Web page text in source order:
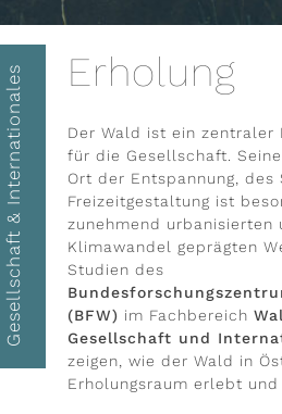
Gesellschaft & Internationales Erholung
Der Wald ist ein zentraler
für die Gesellschaft.
Ort der Entspannung,
Freizeitgestaltung ist
zunehmend urbanisierten
Klimawandel geprägten
Studien des
(BFW) im Fachbereich
Gesellschaft und
zeigen, wie der Wald in
Erholungsraum erlebt und